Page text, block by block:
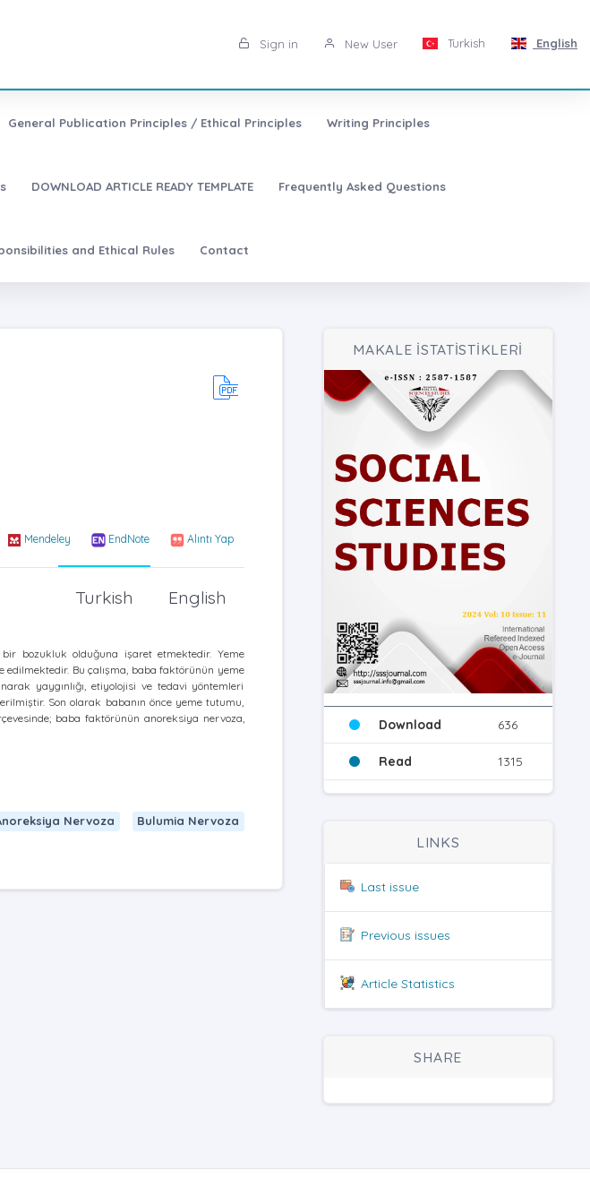
Sign in New User Turkish English
General Publication Principles / Ethical Principles Writing Principles
DOWNLOAD ARTICLE READY TEMPLATE Frequently Asked Questions
and Ethical Rules Contact
Mendeley EndNote Alıntı Yap
English
Turkish
bozukluk olduğuna işaret etmektedir. Yeme
Bu çalışma, baba faktörünün yeme
yaygınlığı, etiyolojisi ve tedavi yöntemleri
Son olarak babanın önce yeme tutumu,
baba faktörünün anoreksiya nervoza,
Nervoza
Bulumia Nervoza
MAKALE İSTATİSTİKLERİ
Download 636
Read 1315
LINKS
Last issue
Previous issues
Article Statistics
SHARE